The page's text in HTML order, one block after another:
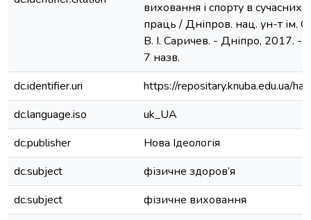
виховання і спорту в сучасних
праць / Дніпров. нац. ун-т ім.
В. І. Саричев. - Дніпро, 2017. -
7 назв.
dc.identifier.uri
https://repositary.knuba.edu.ua/
dc.language.iso
uk_UA
dc.publisher
Нова Ідеологія
dc.subject
фізичне здоров’я
dc.subject
фізичне виховання